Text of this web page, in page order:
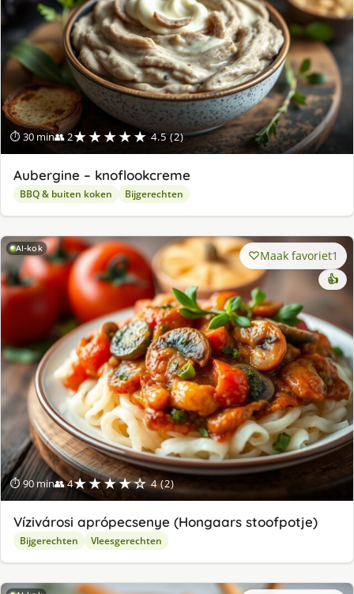
⏱ 30 min👥 2★★★★★ 4.5 (2)
Aubergine – knoflookcreme
BBQ & buiten koken Bijgerechten
AI-kok
⏱ 90 min👥 4★★★★☆ 4 (2)
Maak favoriet1
👍
Vízivárosi aprópecsenye (Hongaars stoofpotje)
Bijgerechten Vleesgerechten